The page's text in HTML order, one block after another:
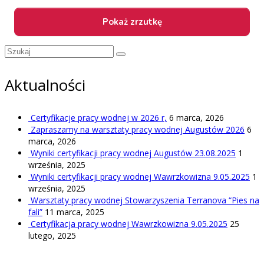
Szuklaj
Aktualności
Certyfikacje pracy wodnej w 2026 r, 6 marca, 2026
Zapraszamy na warsztaty pracy wodnej Augustów 2026 6
marca, 2026
Wyniki certyfikacji pracy wodnej Augustów 23.08.2025 1
września, 2025
Wyniki certyfikacji pracy wodnej Wawrzkowizna 9.05.2025 1
września, 2025
Warsztaty pracy wodnej Stowarzyszenia Terranova “Pies na
fali” 11 marca, 2025
Certyfikacja pracy wodnej Wawrzkowizna 9.05.2025 25
lutego, 2025